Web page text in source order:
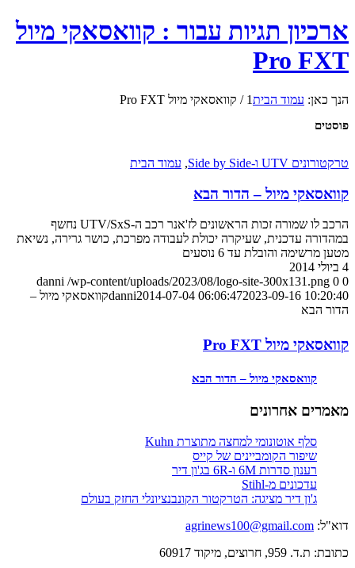
ארכיון תגיות עבור : קוואסאקי מיול
Pro FXT
הנך כאן: עמוד הבית1
/ קוואסאקי מיול Pro FXT
פוסטים
טרקטורונים UTV ו-Side by Side , עמוד הבית
קוואסאקי מיול – הדור הבא
הרכב לו שמורה זכות הראשונים לז'אנר רכב ה-UTV/SxS נחשף
במהדורה עדכנית, שעיקרה יכולת לעבודה מפרכת, כושר גרירה, נשיאת
מטען מרשימה והובלת עד 6 נוסעים
4 ביולי 2014
0
0
danni /wp-content/uploads/2023/08/logo-site-300x131.png
danni2014-07-04 06:06:472023-09-16 10:20:40
קוואסאקי מיול –
הדור הבא
קוואסאקי מיול Pro FXT
קוואסאקי מיול – הדור הבא
מאמרים אחרונים
סלף אוטונומי למחצה מתוצרת Kuhn
שיפור הקומביינים של קייס
רענון סדרות 6M ו-6R בג'ון דיר
עדכונים מ-Stihl
ג'ון דיר מציגה: הטרקטור הקונבנציונלי החזק בעולם
דוא"ל: agrinews100@gmail.com
כתובת: ת.ד. 959, חרוצים, מיקוד 60917